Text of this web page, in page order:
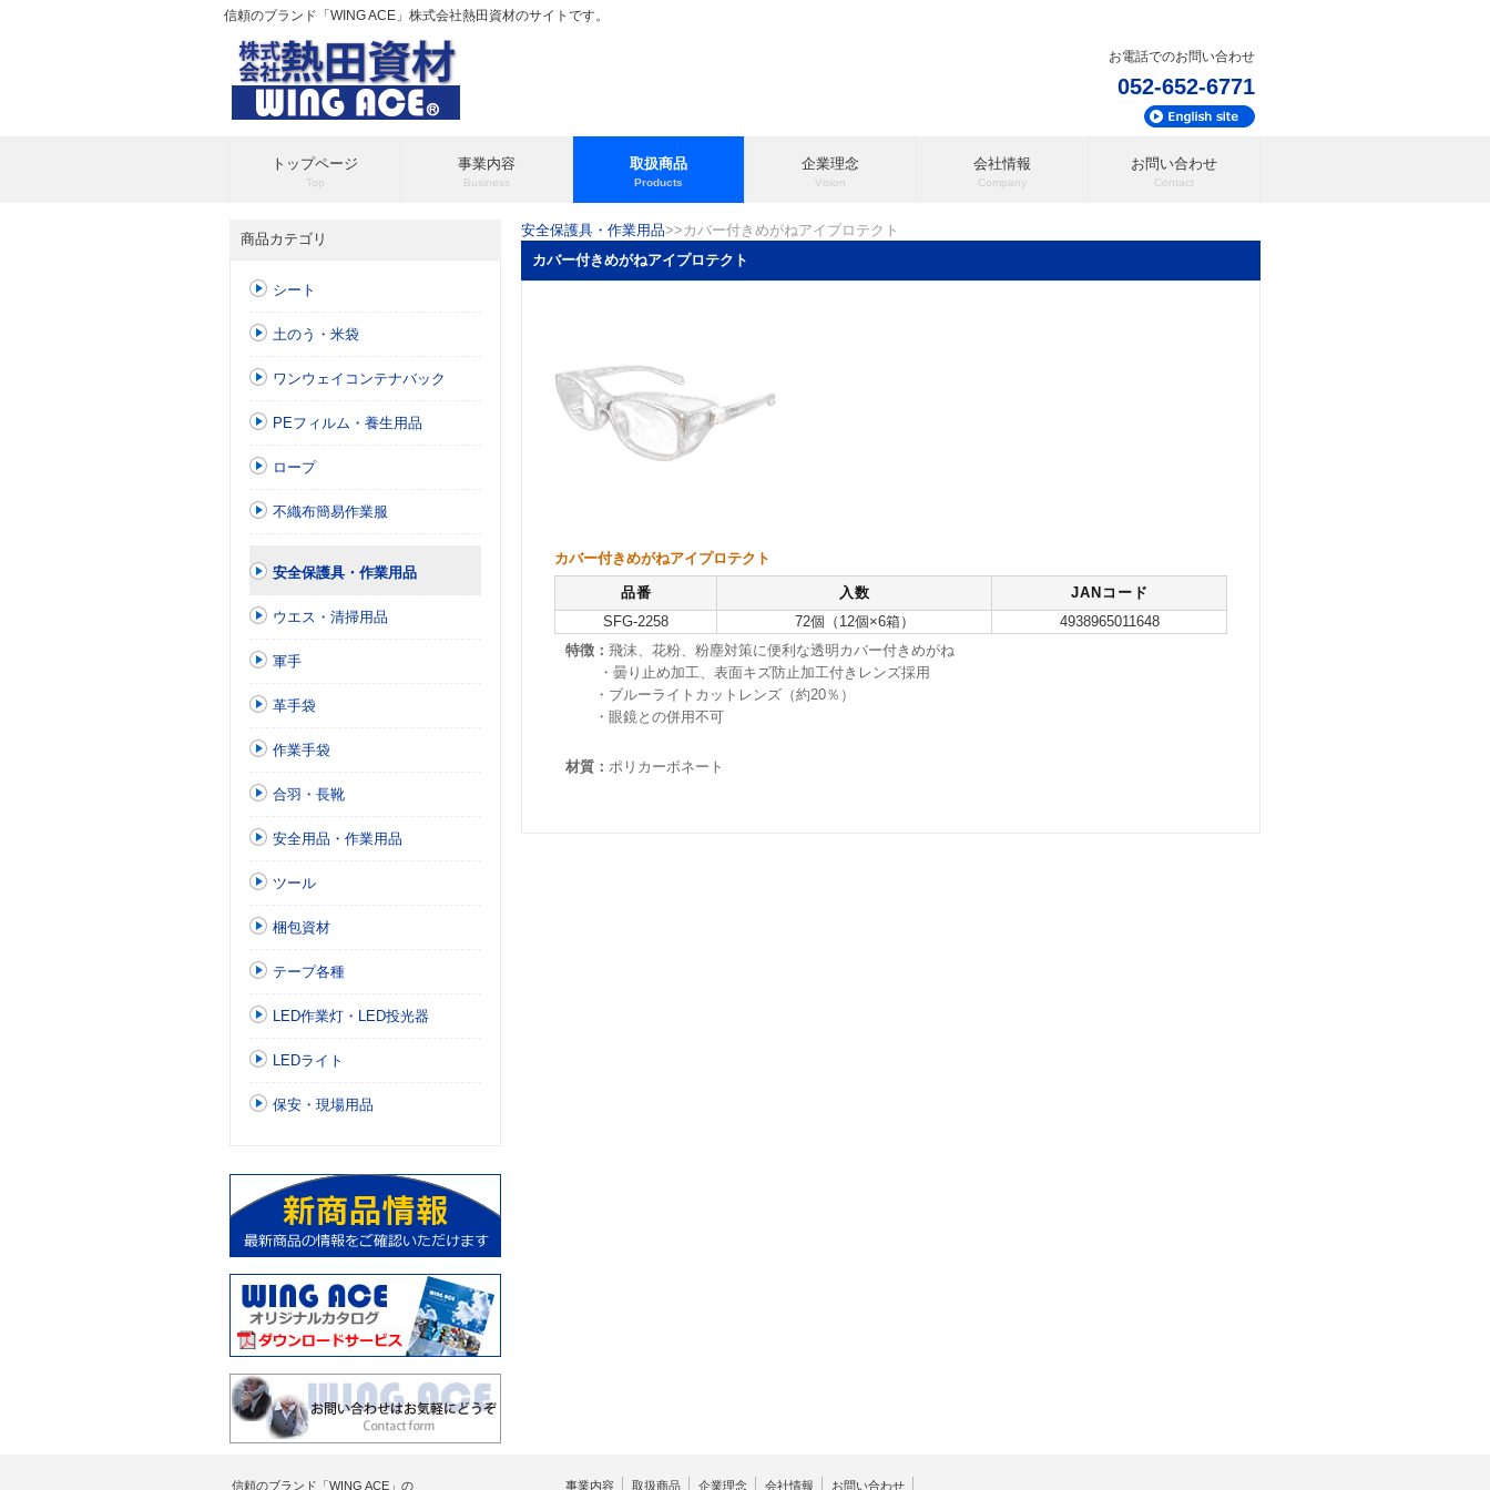
信頼のブランド「WING ACE」株式会社熱田資材のサイトです。
お電話でのお問い合わせ
052-652-6771
トップページ
Top
事業内容
Business
取扱商品
Products
企業理念
Vision
会社情報
Company
お問い合わせ
Contact
安全保護具・作業用品>>カバー付きめがねアイプロテクト
カバー付きめがねアイプロテクト
カバー付きめがねアイプロテクト
品番 入数
JANコード
SFG-2258
72個（12個×6箱）
4938965011648
特徴： 飛沫、花粉、粉塵対策に便利な透明カバー付きめがね
・曇り止め加工、表面キズ防止加工付きレンズ採用
・ブルーライトカットレンズ（約20％）
・眼鏡との併用不可
材質： ポリカーボネート
商品カテゴリ
シート
土のう・米袋
ワンウェイコンテナバック
PEフィルム・養生用品
ロープ
不織布簡易作業服
安全保護具・作業用品
ウエス・清掃用品
軍手
革手袋
作業手袋
合羽・長靴
安全用品・作業用品
ツール
梱包資材
テープ各種
LED作業灯・LED投光器
LEDライト
保安・現場用品
信頼のブランド「WING ACE」の 事業内容 取扱商品 企業理念 会社情報 お問い合わせ